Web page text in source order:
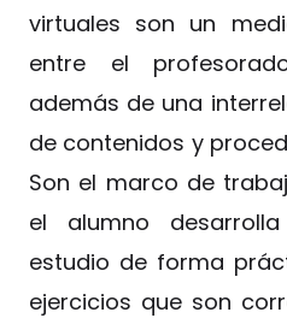
virtuales son un
entre el
además de una
de contenidos y
Son el marco de
el alumno
estudio de forma
ejercicios que son